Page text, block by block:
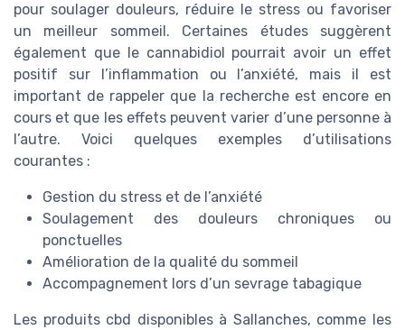
pour soulager douleurs, réduire le stress ou favoriser
un meilleur sommeil. Certaines études suggèrent
également que le cannabidiol pourrait avoir un effet
positif sur l’inflammation ou l’anxiété, mais il est
important de rappeler que la recherche est encore en
cours et que les effets peuvent varier d’une personne à
l’autre. Voici quelques exemples d’utilisations
courantes :
Gestion du stress et de l’anxiété
Soulagement des douleurs chroniques ou
ponctuelles
Amélioration de la qualité du sommeil
Accompagnement lors d’un sevrage tabagique
Les produits cbd disponibles à Sallanches, comme les